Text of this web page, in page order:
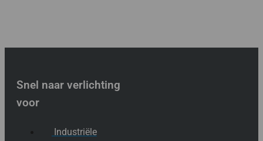
Snel naar verlichting
voor
Industriële